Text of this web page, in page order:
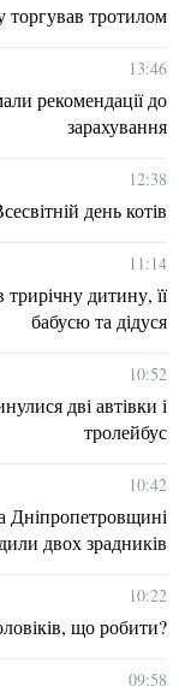
торгував тротилом
13:46
рекомендації до
зарахування
12:38
день котів
11:14
дитину, її
бабусю та дідуся
10:52
дві автівки і
тролейбус
10:42
Дніпропетровщині
двох зрадників
10:22
що робити?
09:58